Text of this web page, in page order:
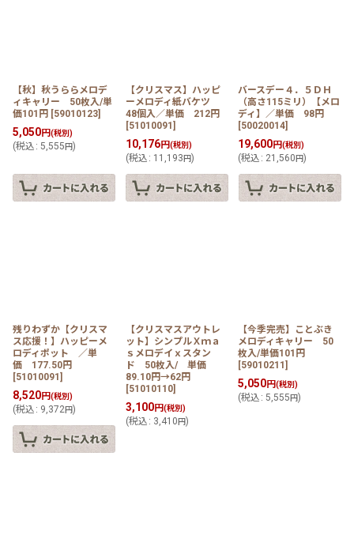
【秋】秋うららメロデ
ィキャリー 50枚入/単
価101円 [59010123]
5,050円(税別)
(税込 : 5,555 円)
【クリスマス】ハッピ
ーメロディ紙バケツ
48個入／単価 212円
[51010091 ]
10,176円(税別)
(税込 : 11,193 円)
バースデー４．５ＤＨ
（高さ115ミリ）【メロ
ディ】／単価 98円
[50020014]
19,600円(税別)
(税込 : 21,560円)
残りわずか【クリスマ
ス応援！】ハッピーメ
ロディポット ／単
価 177.50円
[51010091 ]
8,520円(税別)
(税込 : 9,372円)
【クリスマスアウトレ
ット】シンプルＸｍａ
ｓメロデイｘスタン
ド 50枚入/ 単価
89.10円→62円
[51010110]
3,100円(税別)
(税込 : 3,410 円)
【今季完売】ことぶき
メロディキャリー 50
枚入/単価101円
[59010211]
5,050円(税別)
(税込 : 5,555円)